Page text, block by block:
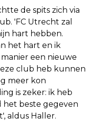
de spits zich via
'FC Utrecht zal
hart hebben.
het hart en ik
een nieuwe
club heb kunnen
meer kon
is zeker: ik heb
het beste gegeven
aldus Haller.